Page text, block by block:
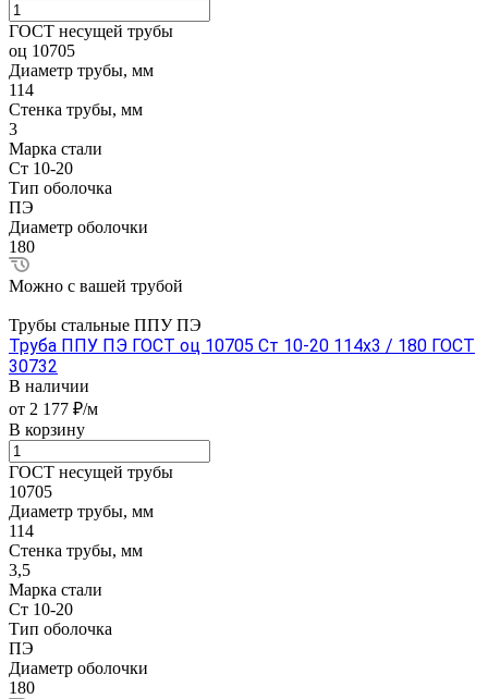
ГОСТ несущей трубы
оц 10705
Диаметр трубы, мм
114
Стенка трубы, мм
3
Марка стали
Ст 10-20
Тип оболочка
ПЭ
Диаметр оболочки
180
Можно с вашей трубой
Трубы стальные ППУ ПЭ
Труба ППУ ПЭ ГОСТ оц 10705 Ст 10-20 114x3 / 180 ГОСТ
30732
В наличии
от 2 177 ₽/м
В корзину
ГОСТ несущей трубы
10705
Диаметр трубы, мм
114
Стенка трубы, мм
3,5
Марка стали
Ст 10-20
Тип оболочка
ПЭ
Диаметр оболочки
180